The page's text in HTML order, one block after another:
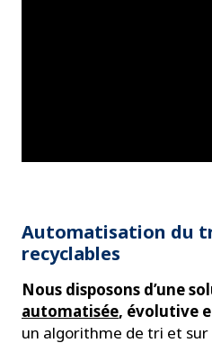
Automatisation du
recyclables
Nous disposons d’une
automatisée, évolutive
un algorithme de tri et